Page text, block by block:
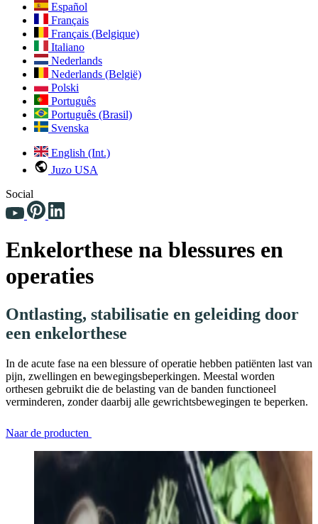
Español
Français
Français (Belgique)
Italiano
Nederlands
Nederlands (België)
Polski
Português
Português (Brasil)
Svenska
English (Int.)
Juzo USA
Social
Enkelorthese na blessures en
operaties
Ontlasting, stabilisatie en geleiding door
een enkelorthese
In de acute fase na een blessure of operatie hebben patiënten last van
pijn, zwellingen en bewegingsbeperkingen. Meestal worden
orthesen gebruikt die de belasting van de banden functioneel
verminderen, zonder daarbij alle gewrichtsbewegingen te beperken.
Naar de producten